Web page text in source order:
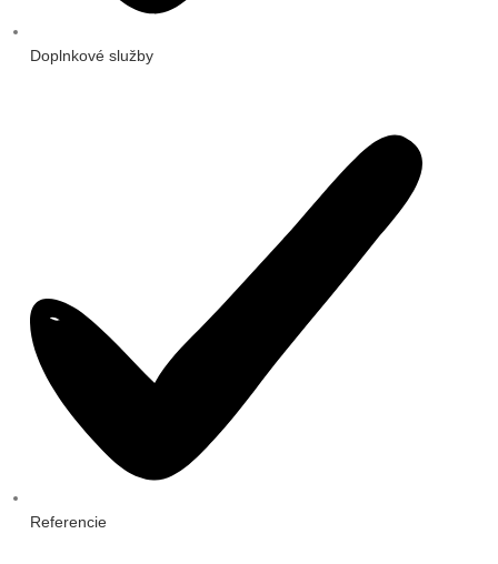
Doplnkové služby
Referencie